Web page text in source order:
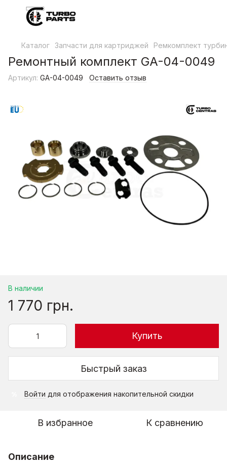
Каталог Запчасти для картриджей Ремкомплект
Ремонтный комплект GA-04-0049
Артикул: GA-04-0049 Оставить отзыв
В наличии
1 770 грн.
Купить
Быстрый заказ
Войти для отображения накопительной скидки
В избранное К сравнению
Описание